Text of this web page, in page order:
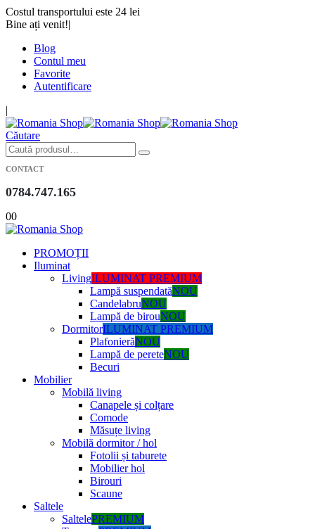
Costul transportului este 24 lei
Bine ați venit!|
Blog
Contul meu
Favorite
Autentificare
|
Căutare
CONTACT
0784.747.165
00
PROMOȚII
Iluminat
LivingILUMINAT PREMIUM
Lampă suspendatăNOU
CandelabruNOU
Lampă de birouNOU
DormitorILUMINAT PREMIUM
PlafonierăNOU
Lampă de pereteNOU
Becuri
Mobilier
Mobilă living
Canapele și colțare
Comode
Măsuțe living
Mobilă dormitor / hol
Fotolii și taburete
Mobilier hol
Birouri
Scaune
Saltele
SaltelePREMIUM